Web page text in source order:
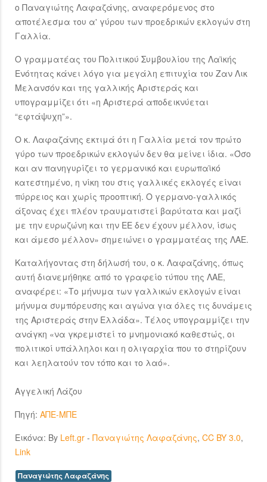
ο Παναγιώτης Λαφαζάνης, αναφερόμενος στο
αποτέλεσμα του α' γύρου των προεδρικών εκλογών στη
Γαλλία.
Ο γραμματέας του Πολιτικού Συμβουλίου της Λαϊκής
Ενότητας κάνει λόγο για μεγάλη επιτυχία του Ζαν Λικ
Μελανσόν και της γαλλικής Αριστεράς και
υπογραμμίζει ότι «η Αριστερά αποδεικνύεται
“εφτάψυχη”».
Ο κ. Λαφαζάνης εκτιμά ότι η Γαλλία μετά τον πρώτο
γύρο των προεδρικών εκλογών δεν θα μείνει ίδια. «Όσο
και αν πανηγυρίζει το γερμανικό και ευρωπαϊκό
κατεστημένο, η νίκη του στις γαλλικές εκλογές είναι
πύρρειος και χωρίς προοπτική. Ο γερμανο-γαλλικός
άξονας έχει πλέον τραυματιστεί βαρύτατα και μαζί
με την ευρωζώνη και την ΕΕ δεν έχουν μέλλον, ίσως
και άμεσο μέλλον» σημειώνει ο γραμματέας της ΛΑΕ.
Καταλήγοντας στη δήλωσή του, ο κ. Λαφαζάνης, όπως
αυτή διανεμήθηκε από το γραφείο τύπου της ΛΑΕ,
αναφέρει: «Το μήνυμα των γαλλικών εκλογών είναι
μήνυμα συμπόρευσης και αγώνα για όλες τις δυνάμεις
της Αριστεράς στην Ελλάδα». Τέλος υπογραμμίζει την
ανάγκη «να γκρεμιστεί το μνημονιακό καθεστώς, οι
πολιτικοί υπάλληλοι και η ολιγαρχία που το στηρίζουν
και λεηλατούν τον τόπο και το λαό».
Αγγελική Λάζου
Πηγή: ΑΠΕ-ΜΠΕ
Εικόνα: By Left.gr - Παναγιώτης Λαφαζάνης, CC BY 3.0,
Link
Παναγιώτης Λαφαζάνης